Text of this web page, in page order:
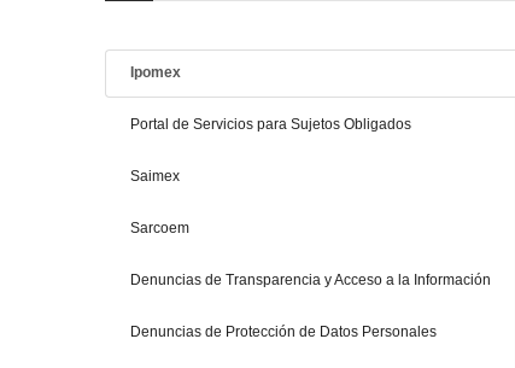
Ipomex
Portal de Servicios para Sujetos Obligados
Saimex
Sarcoem
Denuncias de Transparencia y Acceso a la Información
Denuncias de Protección de Datos Personales